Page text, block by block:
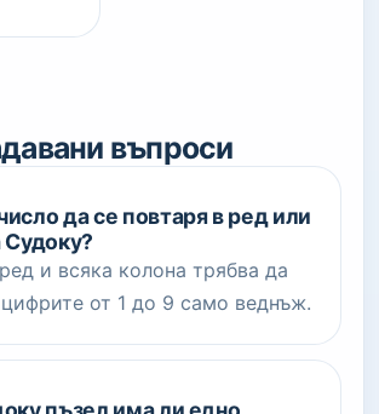
въпроси
да се повтаря в ред или
Судоку?
и всяка колона трябва да
от 1 до 9 само веднъж.